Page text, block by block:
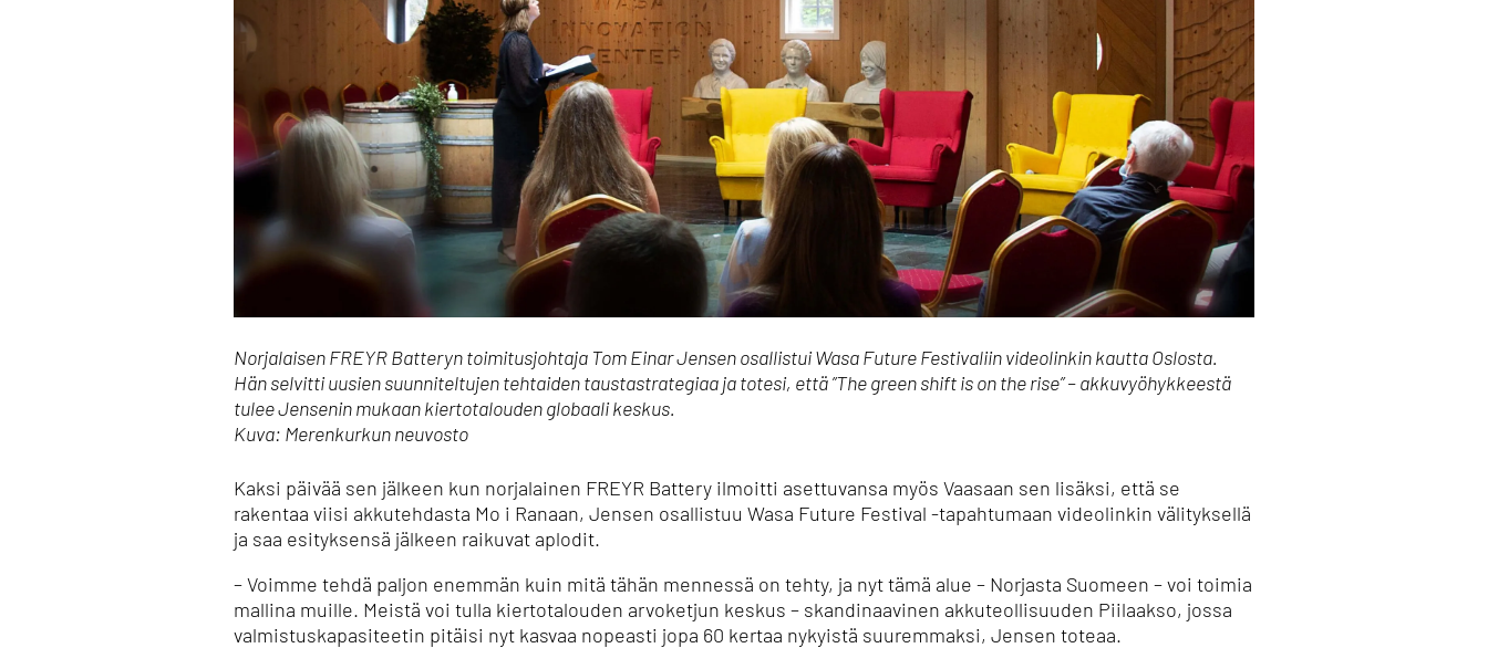
Norjalaisen FREYR Batteryn toimitusjohtaja Tom Einar Jensen osallistui Wasa Future Festivaliin videolinkin kautta Oslosta.
Hän selvitti uusien suunniteltujen tehtaiden taustastrategiaa ja totesi, että ”The green shift is on the rise” – akkuvyöhykkeestä
tulee Jensenin mukaan kiertotalouden globaali keskus.
Kuva: Merenkurkun neuvosto
Kaksi päivää sen jälkeen kun norjalainen FREYR Battery ilmoitti asettuvansa myös Vaasaan sen lisäksi, että se
rakentaa viisi akkutehdasta Mo i Ranaan, Jensen osallistuu Wasa Future Festival -tapahtumaan videolinkin välityksellä
ja saa esityksensä jälkeen raikuvat aplodit.
– Voimme tehdä paljon enemmän kuin mitä tähän mennessä on tehty, ja nyt tämä alue – Norjasta Suomeen – voi toimia
mallina muille. Meistä voi tulla kiertotalouden arvoketjun keskus – skandinaavinen akkuteollisuuden Piilaakso, jossa
valmistuskapasiteetin pitäisi nyt kasvaa nopeasti jopa 60 kertaa nykyistä suuremmaksi, Jensen toteaa.